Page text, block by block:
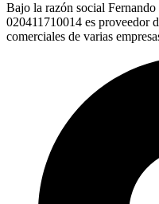
Bajo la razón social
020411710014 es proveedor
comerciales de varias